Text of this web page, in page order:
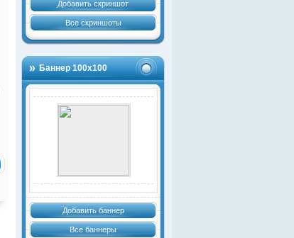
Добавить скриншот
Все скриншоты
Баннер 100х100
Добавить баннер
Все баннеры